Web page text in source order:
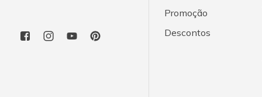
Promoção
Descontos